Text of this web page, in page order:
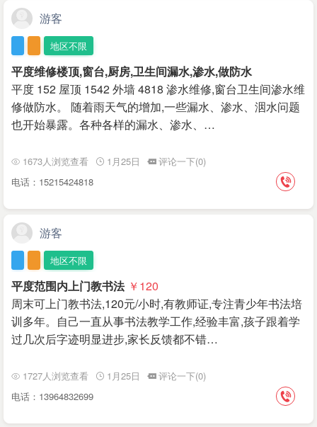
游客
地区不限
平度维修楼顶,窗台,厨房,卫生间漏水,渗水,做防水
平度 152 屋顶 1542 外墙 4818 渗水维修,窗台卫生间渗水维
修做防水。 随着雨天气的增加,一些漏水、渗水、洇水问题
也开始暴露。各种各样的漏水、渗水、…
1673人浏览查看 1月25日
评论一下(0)
电话：15215424818
游客
地区不限
平度范围内上门教书法 ￥120
周末可上门教书法,120元/小时,有教师证,专注青少年书法培
训多年。自己一直从事书法教学工作,经验丰富,孩子跟着学
过几次后字迹明显进步,家长反馈都不错…
1727人浏览查看 1月25日
评论一下(0)
电话：13964832699